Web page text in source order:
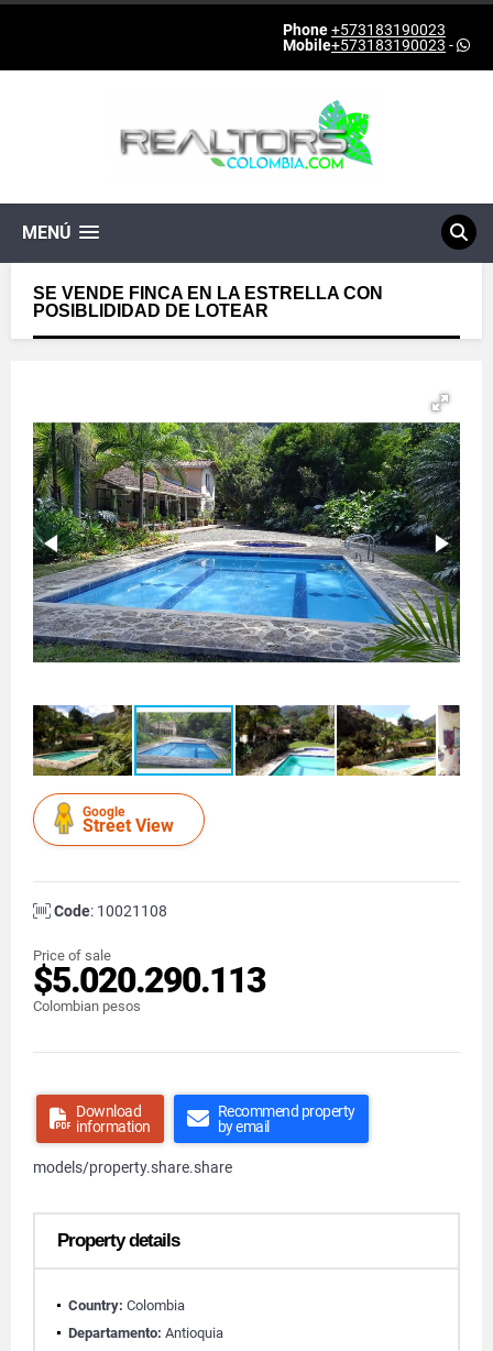
Phone+573183190023
Mobile+573183190023 -
MENÚ
SE VENDE FINCA EN LA ESTRELLA CON
POSIBLIDIDAD DE LOTEAR
Google
Street View
Code: 10021108
Price of sale
$5.020.290.113
Colombian pesos
Download
information
Recommend property
by email
models/property.share.share
Property details
Country: Colombia
Departamento: Antioquia